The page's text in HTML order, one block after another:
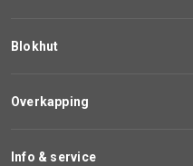
Blokhut
Overkapping
Info & service